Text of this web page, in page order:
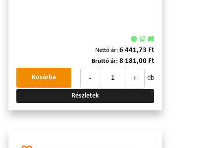
🟢 🛒 🚚
Nettó ár: 6 441,73 Ft
Bruttó ár: 8 181,00 Ft
- + db
Kosárba
Részletek